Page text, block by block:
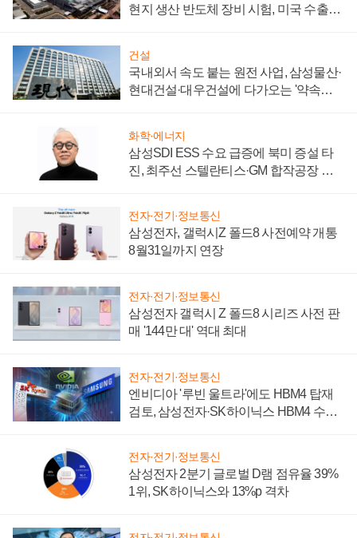
현지 생산 반도체 장비 시험, 미국 수출통
건설
국내외서 속도 붙는 원전 사업, 삼성물산·
현대건설·대우건설에 다가오는 '약속의
화학·에너지
삼성SDI ESS 수요 급증에 북미 증설 타
진, 최주선 스텔란티스·GM 합작공장 건
전자·전기·정보통신
삼성전자, 갤럭시Z 폴드8 사전예약 개통
8월31일까지 연장
전자·전기·정보통신
삼성전자 갤럭시 Z 폴드8 시리즈 사전 판
매 '144만 대' 역대 최대
전자·전기·정보통신
엔비디아 '루빈 울트라'에도 HBM4 탑재
검토, 삼성전자·SK하이닉스 HBM4 수율
전자·전기·정보통신
삼성전자 2분기 글로벌 D램 점유율 39%
1위, SK하이닉스와 13%p 격차